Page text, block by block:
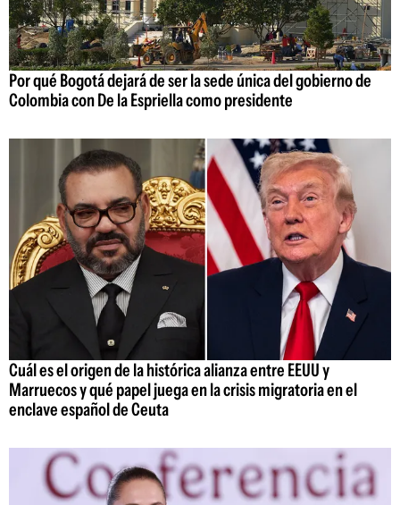
Por qué Bogotá dejará de ser la sede única del gobierno de
Colombia con De la Espriella como presidente
Cuál es el origen de la histórica alianza entre EEUU y
Marruecos y qué papel juega en la crisis migratoria en el
enclave español de Ceuta